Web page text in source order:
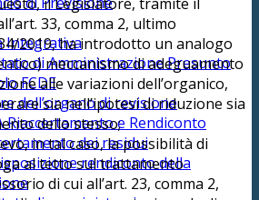
Integrativa
di Amministrazione Presunto
FCDE
dell’organo di revisione
Riaccertamento e Rendiconto
dei residui
rendiconto della
33, comma 2, ultimo
2019, ha introdotto un analogo
meccanismo di adeguamento
alle variazioni dell’organico,
sia nell’ipotesi di riduzione sia
dello stesso;
in tal caso, la possibilità di
al tetto sul trattamento
di cui all’art. 23, comma 2,